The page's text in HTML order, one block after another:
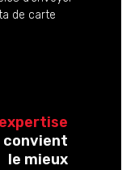
de carte
convient
le mieux